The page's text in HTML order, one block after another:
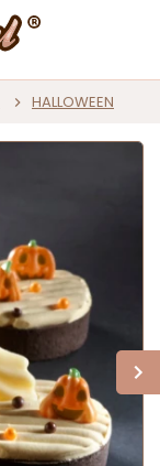
HALLOWEEN